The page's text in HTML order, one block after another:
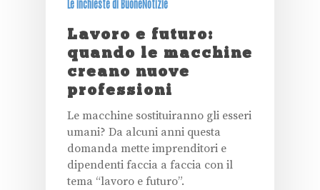
Le inchieste di BuoneNotizie
Lavoro e futuro:
quando le macchine
creano nuove
professioni
Le macchine sostituiranno gli esseri
umani? Da alcuni anni questa
domanda mette imprenditori e
dipendenti faccia a faccia con il
tema “lavoro e futuro”.